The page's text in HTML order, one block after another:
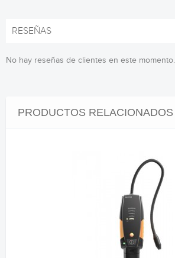
RESEÑAS
No hay reseñas de clientes en este momento.
PRODUCTOS RELACIONADOS